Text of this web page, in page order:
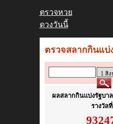
ตรวจหวย
ดวงวันนี้